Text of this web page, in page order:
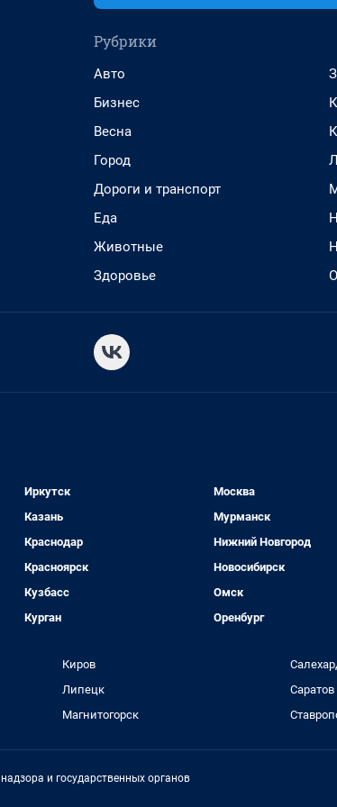
Рубрики
Авто
Бизнес
Весна
Город
Дороги и транспорт
Еда
Животные
Здоровье
Иркутск
Казань
Краснодар
Красноярск
Кузбасс
Курган
Москва
Мурманск
Нижний Новгород
Новосибирск
Омск
Оренбург
Киров
Липецк
Магнитогорск
Саратов
и государственных органов